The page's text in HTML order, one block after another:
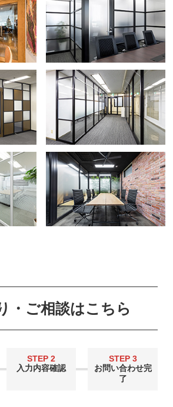
・ご相談はこちら
STEP 2
入力内容確認
STEP 3
お問い合わせ完
了